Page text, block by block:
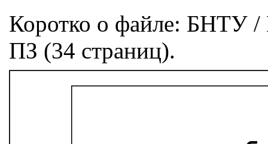
Коротко о файле: БНТУ /
ПЗ (34 страниц).